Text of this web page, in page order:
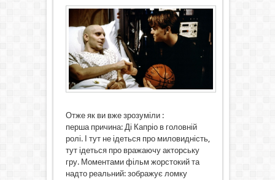
Отже як ви вже зрозуміли :
перша причина: Ді Капріо в головній
ролі. І тут не ідеться про миловидність,
тут ідеться про вражаючу акторську
гру. Моментами фільм жорстокий та
надто реальний: зображує ломку